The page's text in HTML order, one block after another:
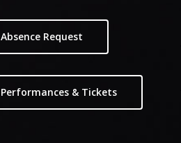
Absence Request
Performances & Tickets